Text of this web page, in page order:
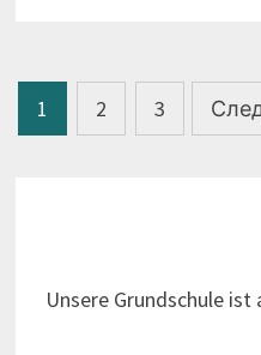
Пагинација
чланака
1 2 3
Unsere Grundschule ist